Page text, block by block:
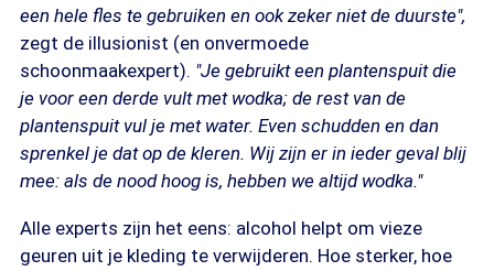
een hele fles te gebruiken en ook zeker niet de duurste",
zegt de illusionist (en onvermoede
schoonmaakexpert). "Je gebruikt een plantenspuit die
je voor een derde vult met wodka; de rest van de
plantenspuit vul je met water. Even schudden en dan
sprenkel je dat op de kleren. Wij zijn er in ieder geval blij
mee: als de nood hoog is, hebben we altijd wodka."
Alle experts zijn het eens: alcohol helpt om vieze
geuren uit je kleding te verwijderen. Hoe sterker, hoe